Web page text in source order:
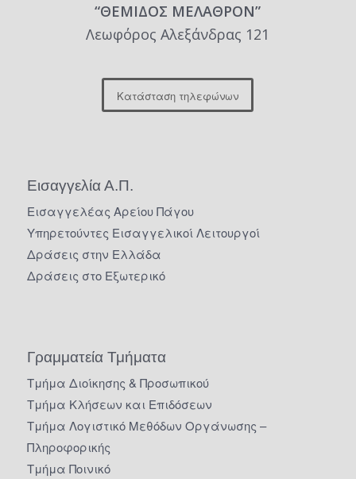
“ΘΕΜΙΔΟΣ ΜΕΛΑΘΡΟΝ”
Λεωφόρος Αλεξάνδρας 121
Κατάσταση τηλεφώνων
Εισαγγελία Α.Π.
Εισαγγελέας Αρείου Πάγου
Υπηρετούντες Εισαγγελικοί Λειτουργοί
Δράσεις στην Ελλάδα
Δράσεις στο Εξωτερικό
Γραμματεία Τμήματα
Τμήμα Διοίκησης & Προσωπικού
Τμήμα Κλήσεων και Επιδόσεων
Τμήμα Λογιστικό Μεθόδων Οργάνωσης –
Πληροφορικής
Τμήμα Ποινικό